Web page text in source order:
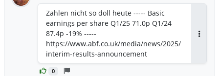
0
Zahlen nicht so doll heute ----- Basic
earnings per share Q1/25 71.0p Q1/24
87.4p -19% -----
https://www.abf.co.uk/media/news/2025/
interim-results-announcement